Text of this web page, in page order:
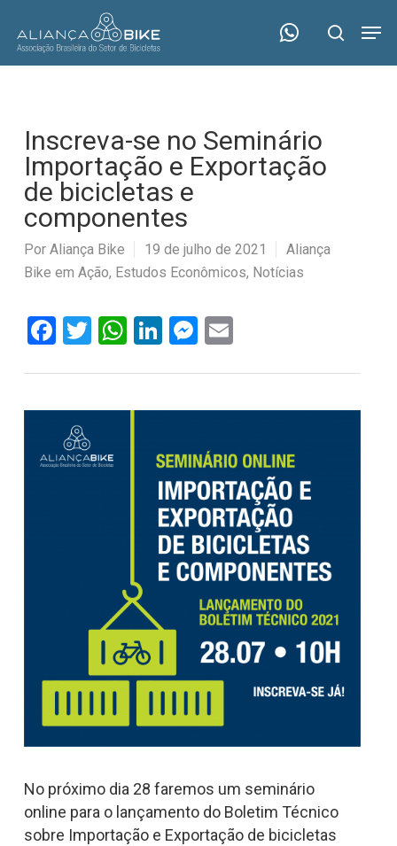
main
search
Inscreva-se no Seminário
Importação e Exportação
de bicicletas e
componentes
Por Aliança Bike 19 de julho de 2021
Aliança
Bike em Ação, Estudos Econômicos, Notícias
Facebook
Twitter
WhatsApp
LinkedIn
Messenger
Email
No próximo dia 28 faremos um seminário
online para o lançamento do Boletim Técnico
sobre Importação e Exportação de bicicletas